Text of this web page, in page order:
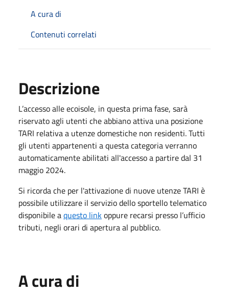
A cura di
Contenuti correlati
Descrizione
L’accesso alle ecoisole, in questa prima fase, sarà
riservato agli utenti che abbiano attiva una posizione
TARI relativa a utenze domestiche non residenti. Tutti
gli utenti appartenenti a questa categoria verranno
automaticamente abilitati all'accesso a partire dal 31
maggio 2024.
Si ricorda che per l'attivazione di nuove utenze TARI è
possibile utilizzare il servizio dello sportello telematico
disponibile aquesto linkoppure recarsi presso l’ufficio
tributi, negli orari di apertura al pubblico.
A cura di